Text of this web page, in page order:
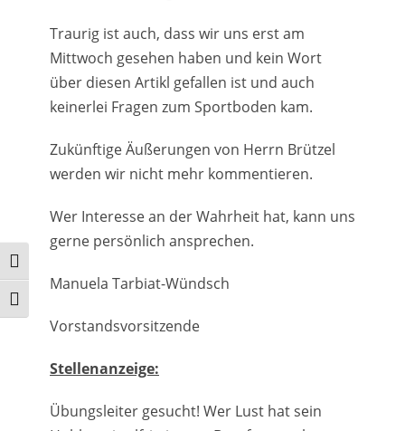
Umschalten auf hohe Kontraste
Schrift vergrößern
Traurig ist auch, dass wir uns erst am
Mittwoch gesehen haben und kein Wort
über diesen Artikl gefallen ist und auch
keinerlei Fragen zum Sportboden kam.
Zukünftige Äußerungen von Herrn Brützel
werden wir nicht mehr kommentieren.
Wer Interesse an der Wahrheit hat, kann uns
gerne persönlich ansprechen.
Manuela Tarbiat-Wündsch
Vorstandsvorsitzende
Stellenanzeige:
Übungsleiter gesucht! Wer Lust hat sein